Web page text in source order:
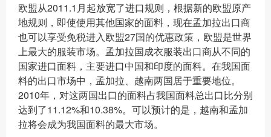
欧盟从2011.1月起放宽了进口规则，根据新的欧盟原产
地规则，即使使用其他国家的面料，现在孟加拉出口商
也可以享受免税进入欧盟27国的优惠政策，欧盟是世界
上最大的服装市场。孟加拉国成衣服装出口商从不同的
国家进口面料，主要进口中国和印度的面料。在我国面
料的出口市场中，孟加拉、越南两国居于重要地位。
2010年，对这两国出口的面料占我国面料总出口比分别
达到了11.12%和10.38%。可以预计的是，越南和孟加
拉将会成为我国面料的最大市场。